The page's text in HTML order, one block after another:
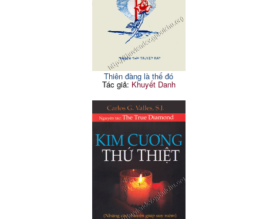
Thiên đàng là thế đó
Tác giả: Khuyết Danh